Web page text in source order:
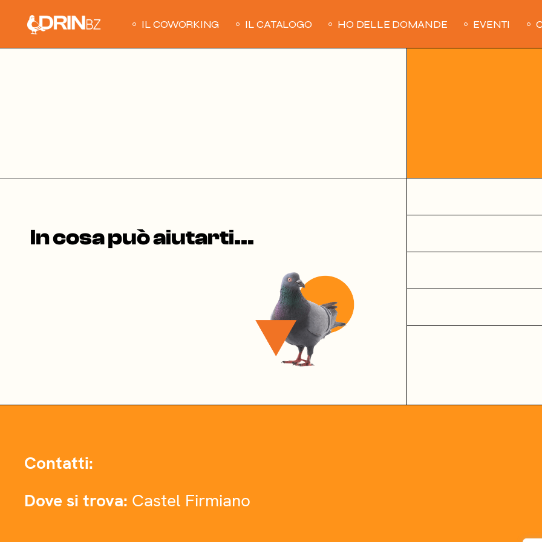
content
IL COWORKING IL CATALOGO HO DELLE DOMANDE EVENTI
In cosa può aiutarti...
Contatti:
Dove si trova: Castel Firmiano